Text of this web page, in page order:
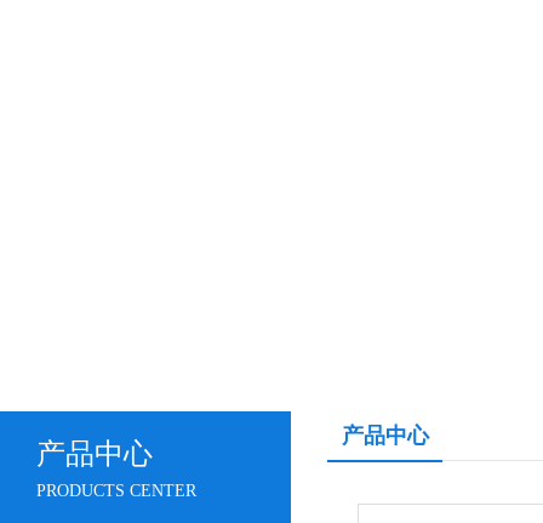
产品中心
PRODUCTS CENTER
产品中心